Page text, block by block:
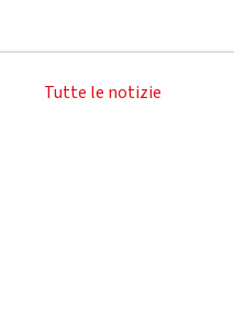
Tutte le notizie